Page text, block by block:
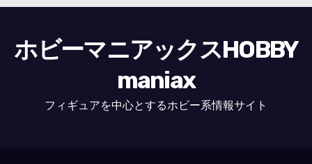
ホビーマニアックスHOBBY
maniax
フィギュアを中心とするホビー系情報サイト